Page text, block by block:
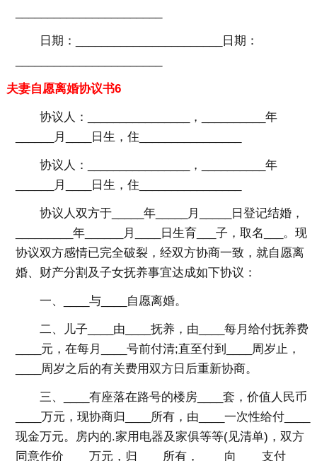
日期：_______________________日期：
夫妻自愿离婚协议书6
协议人：________________，__________年
______月____日生，住________________
协议人：________________，__________年
______月____日生，住________________
协议人双方于_____年_____月_____日登记结婚，
_________年______月____日生育___子，取名___。现
协议双方感情已完全破裂，经双方协商一致，就自愿离
婚、财产分割及子女抚养事宜达成如下协议：
一、____与____自愿离婚。
二、儿子____由____抚养，由____每月给付抚养费
____元，在每月____号前付清;直至付到____周岁止，
____周岁之后的有关费用双方日后重新协商。
三、____有座落在路号的楼房____套，价值人民币
____万元，现协商归____所有，由____一次性给付____
现金万元。房内的.家用电器及家俱等等(见清单)，双方
同意作价____万元，归____所有，____向____支付____